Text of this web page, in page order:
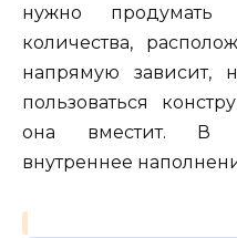
нужно
количества,
напрямую зависит,
пользоваться
она вместит. В
внутреннее